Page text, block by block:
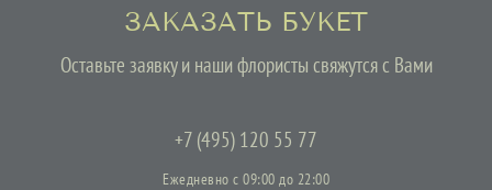
ЗАКАЗАТЬ БУКЕТ
Оставьте заявку и наши флористы свяжутся с Вами
+7 (495) 120 55 77
Ежедневно с 09:00 до 22:00